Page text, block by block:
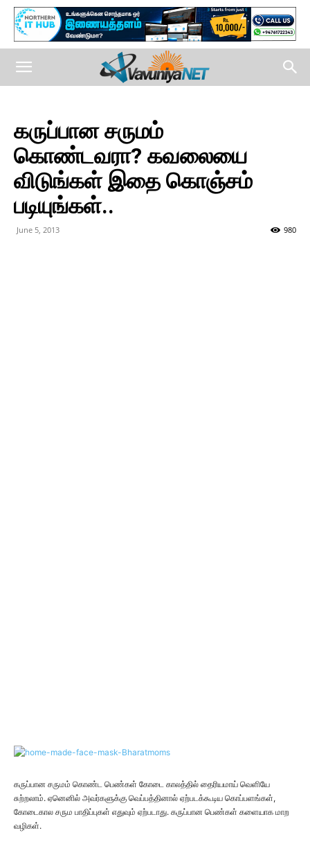
கருப்பான சருமம்
கொண்டவரா? கவலையை
விடுங்கள் இதை கொஞ்சம்
படியுங்கள்..
June 5, 2013 980
கருப்பான சருமம் கொண்ட பெண்கள் கோடை காலத்தில் தைரியமாய் வெளியே
சுற்றலாம். ஏனெனில் அவர்களுக்கு வெப்பத்தினால் ஏற்படக்கூடிய கொப்பளங்கள்,
கோடைகால சரும பாதிப்புகள் எதுவும் ஏற்படாது. கருப்பான பெண்கள் களையாக மாற
வழிகள்.